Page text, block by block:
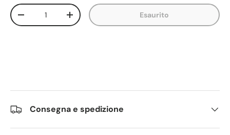
Q.tà
Diminuire la quantitàAumenta la quantitàEsaurito
Consegna e spedizione